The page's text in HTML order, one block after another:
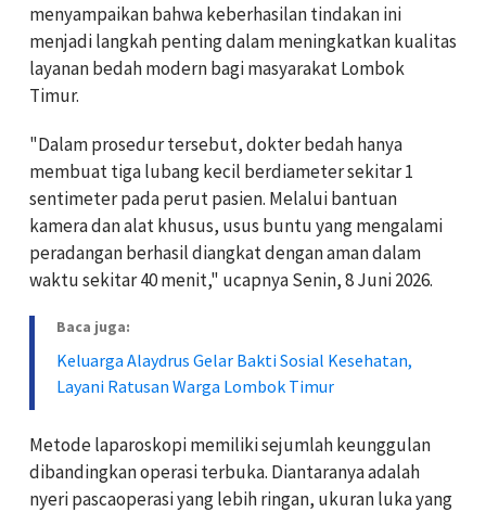
menyampaikan bahwa keberhasilan tindakan ini
menjadi langkah penting dalam meningkatkan kualitas
layanan bedah modern bagi masyarakat Lombok
Timur.
"Dalam prosedur tersebut, dokter bedah hanya
membuat tiga lubang kecil berdiameter sekitar 1
sentimeter pada perut pasien. Melalui bantuan
kamera dan alat khusus, usus buntu yang mengalami
peradangan berhasil diangkat dengan aman dalam
waktu sekitar 40 menit," ucapnya Senin, 8 Juni 2026.
Baca juga:
Keluarga Alaydrus Gelar Bakti Sosial Kesehatan,
Layani Ratusan Warga Lombok Timur
Metode laparoskopi memiliki sejumlah keunggulan
dibandingkan operasi terbuka. Diantaranya adalah
nyeri pascaoperasi yang lebih ringan, ukuran luka yang